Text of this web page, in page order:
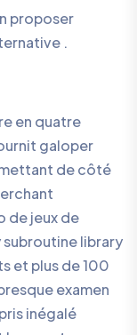
proposer
.
en quatre
galoper
de côté
de jeux de
library
et plus de 100
examen
inégalé